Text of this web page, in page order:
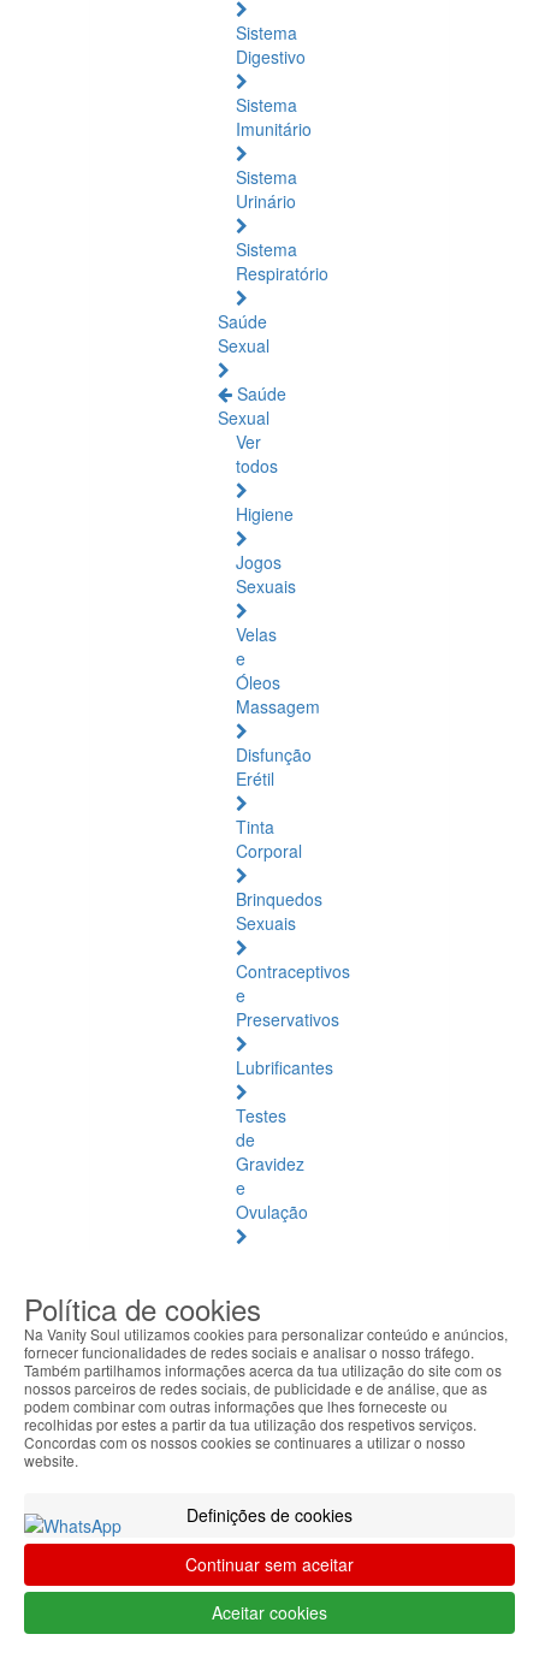
Sistema
Digestivo
Sistema
Imunitário
Sistema
Urinário
Sistema
Respiratório
Saúde
Sexual
Saúde
Sexual
Ver
todos
Higiene
Jogos
Sexuais
Velas
e
Óleos
Massagem
Disfunção
Erétil
Tinta
Corporal
Brinquedos
Sexuais
Contraceptivos
e
Preservativos
Lubrificantes
Testes
de
Gravidez
e
Ovulação
Estimuladores
Saúde
Natural
Saúde
Natural
Âmbar
Báltico
Articulações
Política de cookies
Na Vanity Soul utilizamos cookies para personalizar conteúdo e anúncios,
fornecer funcionalidades de redes sociais e analisar o nosso tráfego.
Também partilhamos informações acerca da tua utilização do site com os
nossos parceiros de redes sociais, de publicidade e de análise, que as
podem combinar com outras informações que lhes forneceste ou
recolhidas por estes a partir da tua utilização dos respetivos serviços.
Concordas com os nossos cookies se continuares a utilizar o nosso
website.
Definições de cookies
Continuar sem aceitar
Aceitar cookies